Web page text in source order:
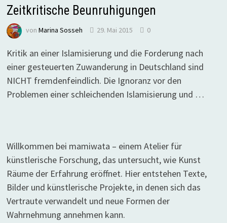
Zeitkritische Beunruhigungen
von Marina Sosseh 29. Mai 2015 0
Kritik an einer Islamisierung und die Forderung nach
einer gesteuerten Zuwanderung in Deutschland sind
NICHT fremdenfeindlich. Die Ignoranz vor den
Problemen einer schleichenden Islamisierung und …
Willkommen bei mamiwata – einem Atelier für
künstlerische Forschung, das untersucht, wie Kunst
Räume der Erfahrung eröffnet. Hier entstehen Texte,
Bilder und künstlerische Projekte, in denen sich das
Vertraute verwandelt und neue Formen der
Wahrnehmung annehmen kann.